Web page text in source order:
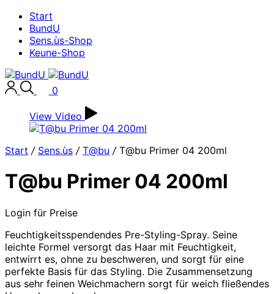
Start
BundU
Sens.ùs-Shop
Keune-Shop
0
View Video
Start / Sens.ùs / T@bu /T@bu Primer 04 200ml
T@bu Primer 04 200ml
Login für Preise
Feuchtigkeitsspendendes Pre-Styling-Spray. Seine
leichte Formel versorgt das Haar mit Feuchtigkeit,
entwirrt es, ohne zu beschweren, und sorgt für eine
perfekte Basis für das Styling. Die Zusammensetzung
aus sehr feinen Weichmachern sorgt für weich fließendes